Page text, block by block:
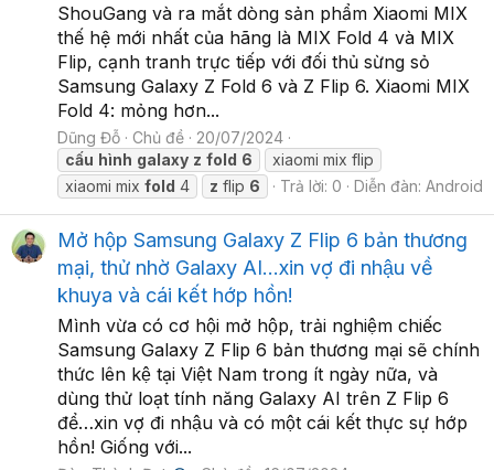
ShouGang và ra mắt dòng sản phẩm Xiaomi MIX
thế hệ mới nhất của hãng là MIX Fold 4 và MIX
Flip, cạnh tranh trực tiếp với đối thủ sừng sỏ
Samsung Galaxy Z Fold 6 và Z Flip 6. Xiaomi MIX
Fold 4: mỏng hơn...
Dũng Đỗ Chủ đề
20/07/2024
cấu hình galaxy z fold 6
xiaomi mix flip
xiaomi mix fold 4 z flip 6 Trả lời: 0 Diễn đàn: Android
Mở hộp Samsung Galaxy Z Flip 6 bản thương
mại, thử nhờ Galaxy AI…xin vợ đi nhậu về
khuya và cái kết hớp hồn!
Mình vừa có cơ hội mở hộp, trải nghiệm chiếc
Samsung Galaxy Z Flip 6 bản thương mại sẽ chính
thức lên kệ tại Việt Nam trong ít ngày nữa, và
dùng thử loạt tính năng Galaxy AI trên Z Flip 6
để…xin vợ đi nhậu và có một cái kết thực sự hớp
hồn! Giống với...